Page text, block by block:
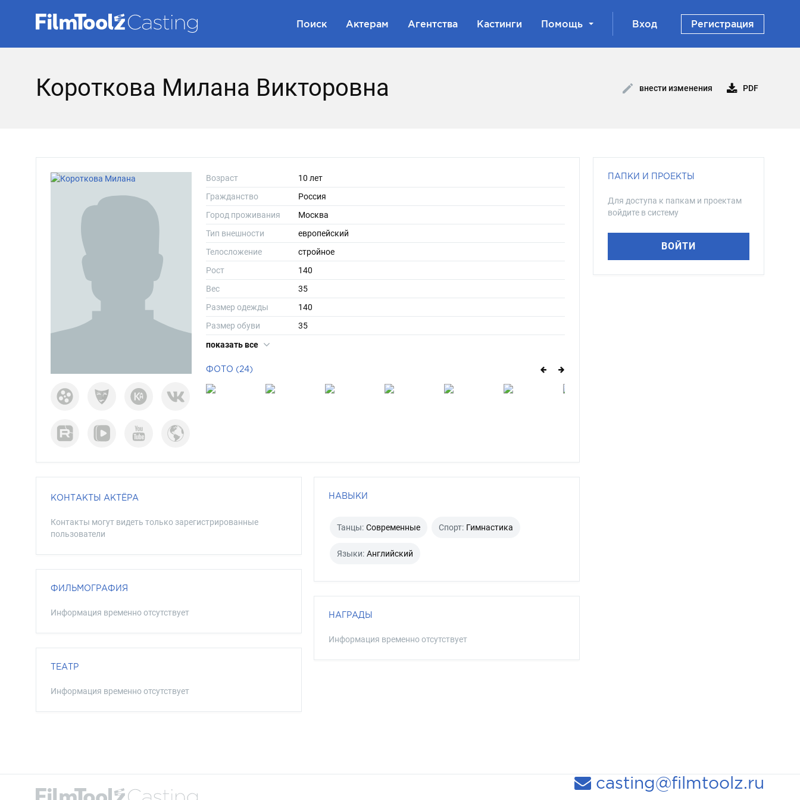
Поиск Актерам Агентства Кастинги Помощь Вход Регистрация
Короткова Милана Викторовна внести изменения PDF
Возраст
10 лет
Гражданство
Россия
Город проживания
Москва
Тип внешности
европейский
Телосложение
стройное
Рост
140
Вес
35
Размер одежды
140
Размер обуви
35
Длина волос
показать все
ФОТО (24)
КОНТАКТЫ АКТЁРА
Контакты могут видеть только зарегистрированные
пользователи
ФИЛЬМОГРАФИЯ
Информация временно отсутствует
ТЕАТР
Информация временно отсутствует
НАВЫКИ
Танцы: Современные Спорт: Гимнастика
Языки: Английский
НАГРАДЫ
Информация временно отсутствует
ПАПКИ И ПРОЕКТЫ
Для доступа к папкам и проектам
войдите в систему
ВОЙТИ
casting@filmtoolz.ru